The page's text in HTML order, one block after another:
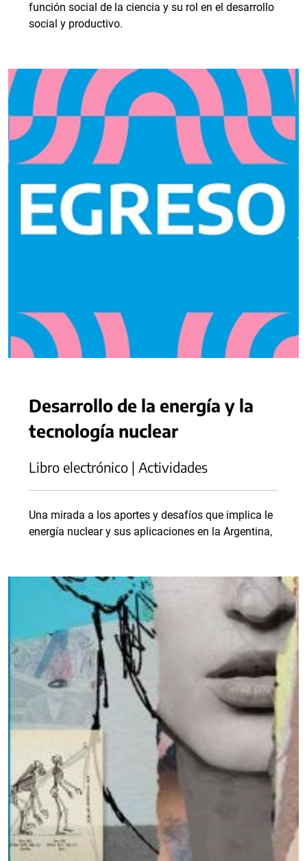
función social de la ciencia y su rol en el desarrollo
social y productivo.
Desarrollo de la energía y la
tecnología nuclear
Libro electrónico | Actividades
Una mirada a los aportes y desafíos que implica le
energía nuclear y sus aplicaciones en la Argentina,